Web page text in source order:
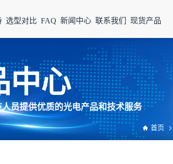
选型对比 FAQ 新闻中心 联系我们 现货产品
中心
员提供优质的光电产品和技术服务
首页